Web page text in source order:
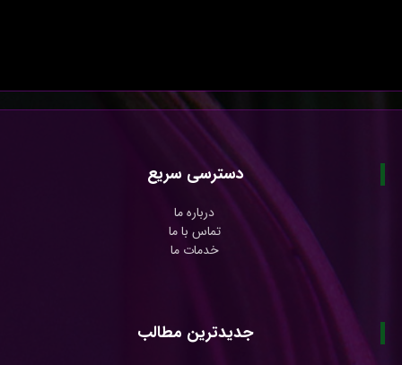
دسترسی سریع
درباره ما
تماس با ما
خدمات ما
جدیدترین مطالب